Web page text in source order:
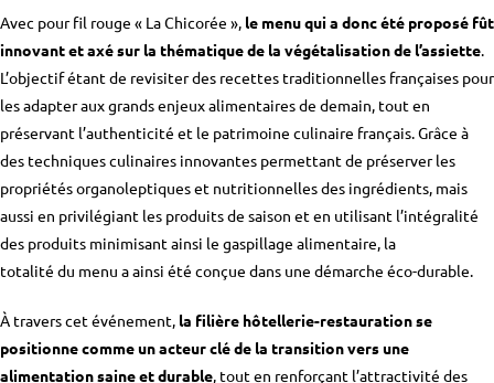
Avec pour fil rouge « La Chicorée », le menu qui a donc été proposé fût
innovant et axé sur la thématique de la végétalisation de l’assiette.
L’objectif étant de revisiter des recettes traditionnelles françaises pour
les adapter aux grands enjeux alimentaires de demain, tout en
préservant l’authenticité et le patrimoine culinaire français. Grâce à
des techniques culinaires innovantes permettant de préserver les
propriétés organoleptiques et nutritionnelles des ingrédients, mais
aussi en privilégiant les produits de saison et en utilisant l’intégralité
des produits minimisant ainsi le gaspillage alimentaire, la
totalité du menu a ainsi été conçue dans une démarche éco-durable.
À travers cet événement, la filière hôtellerie-restauration se
positionne comme un acteur clé de la transition vers une
alimentation saine et durable, tout en renforçant l’attractivité des